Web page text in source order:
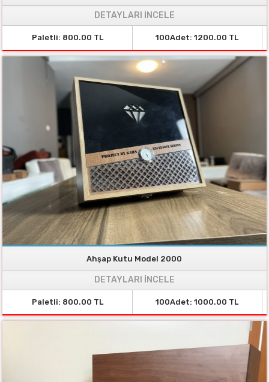
DETAYLARI İNCELE
Paletli: 800.00 TL 100Adet: 1200.00 TL
Ahşap Kutu Model 2000
DETAYLARI İNCELE
Paletli: 800.00 TL 100Adet: 1000.00 TL